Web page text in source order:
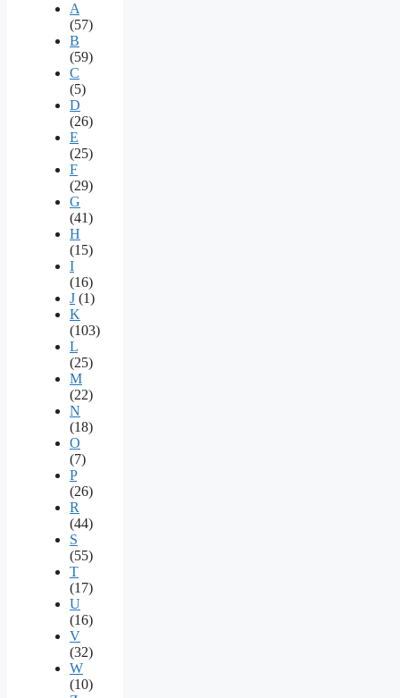
A
(57)
B
(59)
C
(5)
D
(26)
E
(25)
F
(29)
G
(41)
H
(15)
I
(16)
J (1)
K
(103)
L
(25)
M
(22)
N
(18)
O
(7)
P
(26)
R
(44)
S
(55)
T
(17)
U
(16)
V
(32)
W
(10)